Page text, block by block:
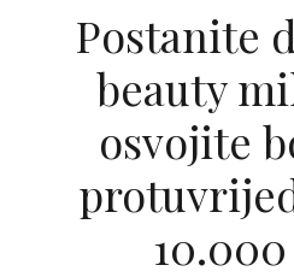
Postanite
beauty
osvojite